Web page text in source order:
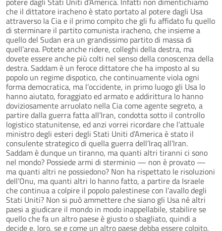
che il dittatore iracheno è stato portato al potere dagli Usa
attraverso la Cia e il primo compito che gli fu affidato fu quello
di sterminare il partito comunista iracheno, che insieme a
quello del Sudan era un grandissimo partito di massa di
quell’area. Potete anche ridere, colleghi della destra, ma
dovete essere anche più colti nel senso della conoscenza della
destra. Saddam è un feroce dittatore che ha imposto al su
popolo un regime dispotico, che continuamente viola ogni
forma democratica, ma l’occidente, in primo luogo gli Usa lo
hanno aiutato, foraggiato ed armato e addirittura lo hanno
doviziosamente arruolato nella Cia come agente segreto, a
partire dalla guerra fatta all’Iran, condotta sotto il controllo
logistico statunitense, ed anzi vorrei ricordare che l’attuale
ministro degli esteri degli Stati Uniti d’America è stato il
consulente strategico di quella guerra dell’Iraq all’Iran.
Saddam è dunque un tiranno, ma quanti altri tiranni ci sono
nel mondo? Possiede armi di sterminio — non è provato —
ma quanti altri ne possiedono? Non ha rispettato le risoluzioni
dell’Onu, ma quanti altri lo hanno fatto, a partire da Israele
che continua a colpire il popolo palestinese con l’avallo degli
Stati Uniti? Non si può ammettere che siano gli Usa né altri
paesi a giudicare il mondo in modo inappellabile, stabilire se
quello che fa un altro paese è giusto o sbagliato, quindi a
decide e, loro, se e come un altro paese debba essere colpito,